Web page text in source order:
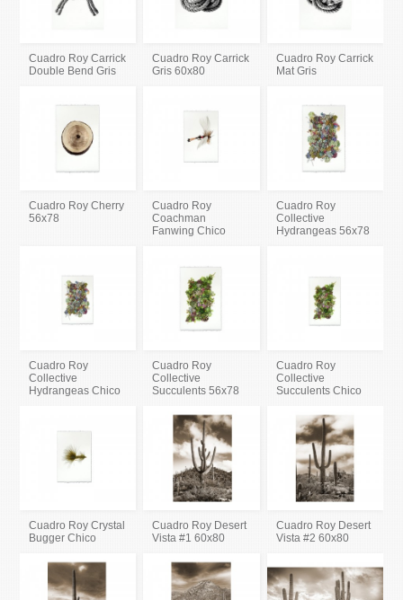
Cuadro Roy Carrick
Double Bend Gris
Cuadro Roy Carrick
Gris 60x80
Cuadro Roy Carrick
Mat Gris
Cuadro Roy Cherry
56x78
Cuadro Roy
Coachman
Fanwing Chico
Cuadro Roy
Collective
Hydrangeas 56x78
Cuadro Roy
Collective
Hydrangeas Chico
Cuadro Roy
Collective
Succulents 56x78
Cuadro Roy
Collective
Succulents Chico
Cuadro Roy Crystal
Bugger Chico
Cuadro Roy Desert
Vista #1 60x80
Cuadro Roy Desert
Vista #2 60x80